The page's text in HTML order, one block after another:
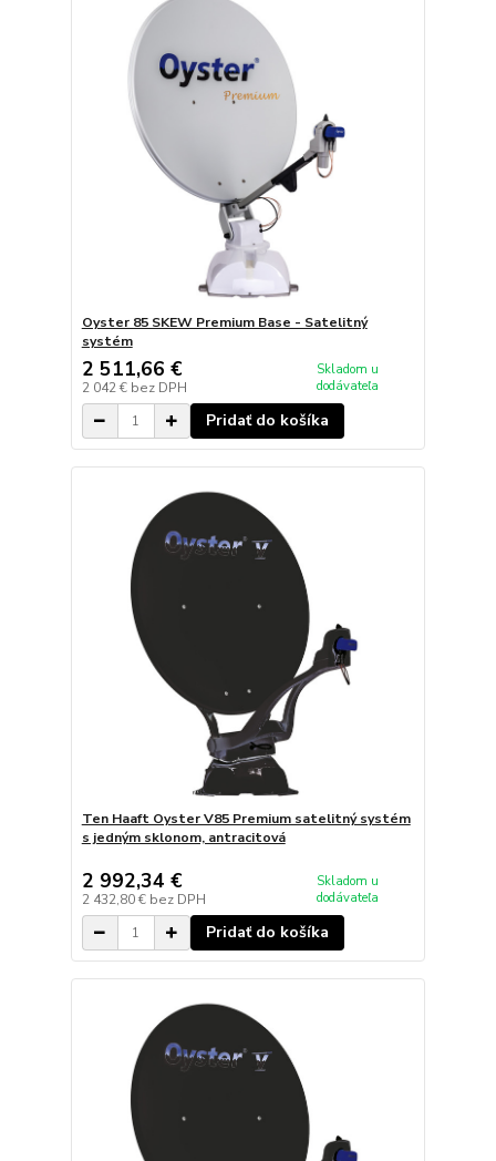
Oyster 85 SKEW Premium Base - Satelitný
systém
2 511,66 €
2 042 € bez DPH
Skladom u
dodávateľa
Pridať do košíka
Ten Haaft Oyster V85 Premium satelitný systém
s jedným sklonom, antracitová
2 992,34 €
2 432,80 € bez DPH
Skladom u
dodávateľa
Pridať do košíka